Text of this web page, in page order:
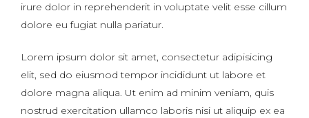
irure dolor in reprehenderit in voluptate velit esse cillum
dolore eu fugiat nulla pariatur.
Lorem ipsum dolor sit amet, consectetur adipisicing
elit, sed do eiusmod tempor incididunt ut labore et
dolore magna aliqua. Ut enim ad minim veniam, quis
nostrud exercitation ullamco laboris nisi ut aliquip ex ea